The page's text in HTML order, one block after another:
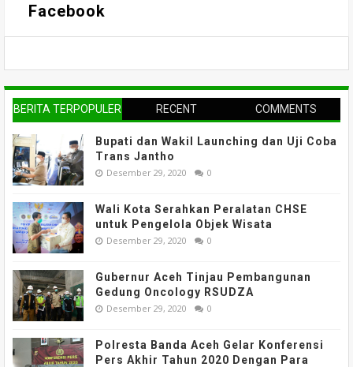
Facebook
BERITA TERPOPULER RECENT COMMENTS
Bupati dan Wakil Launching dan Uji Coba
Trans Jantho
Desember 29, 2020 0
Wali Kota Serahkan Peralatan CHSE
untuk Pengelola Objek Wisata
Desember 29, 2020 0
Gubernur Aceh Tinjau Pembangunan
Gedung Oncology RSUDZA
Desember 29, 2020 0
Polresta Banda Aceh Gelar Konferensi
Pers Akhir Tahun 2020 Dengan Para